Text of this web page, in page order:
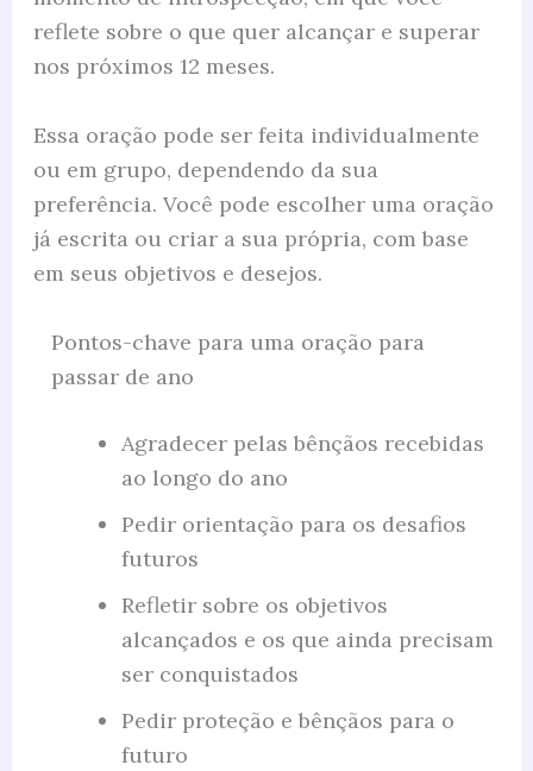
reflete sobre o que quer alcançar e superar
nos próximos 12 meses.
Essa oração pode ser feita individualmente
ou em grupo, dependendo da sua
preferência. Você pode escolher uma oração
já escrita ou criar a sua própria, com base
em seus objetivos e desejos.
Pontos-chave para uma oração para
passar de ano
Agradecer pelas bênçãos recebidas
ao longo do ano
Pedir orientação para os desafios
futuros
Refletir sobre os objetivos
alcançados e os que ainda precisam
ser conquistados
Pedir proteção e bênçãos para o
futuro